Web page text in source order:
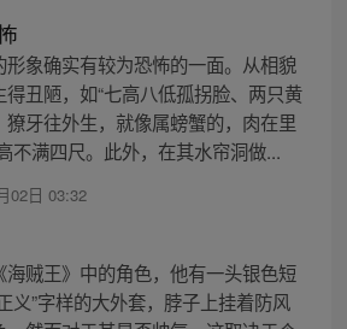
象确实有较为恐怖的一面。从相貌
丑陋，如“七高八低孤拐脸、两只黄
牙往外生，就像属螃蟹的，肉在里
不满四尺。此外，在其水帘洞做...
02日 03:32
贼王》中的角色，他有一头银色短
义”字样的大外套，脖子上挂着防风